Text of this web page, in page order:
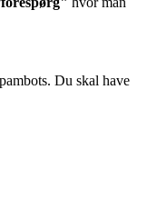
Du skal have